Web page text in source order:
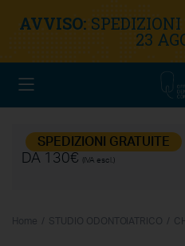
AVVISO:
23
SPEDIZIONI GRATUITE
DA 130€
(IVA escl.)
Home STUDIO ODONTOIATRICO